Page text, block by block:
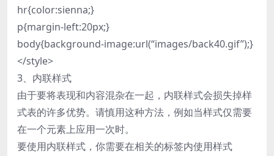
hr{color:sienna;}
p{margin-left:20px;}
body{background-image:url(“images/back40.gif”);}
</style>
3、内联样式
由于要将表现和内容混杂在一起，内联样式会损失掉样
式表的许多优势。请慎用这种方法，例如当样式仅需要
在一个元素上应用一次时。
要使用内联样式，你需要在相关的标签内使用样式